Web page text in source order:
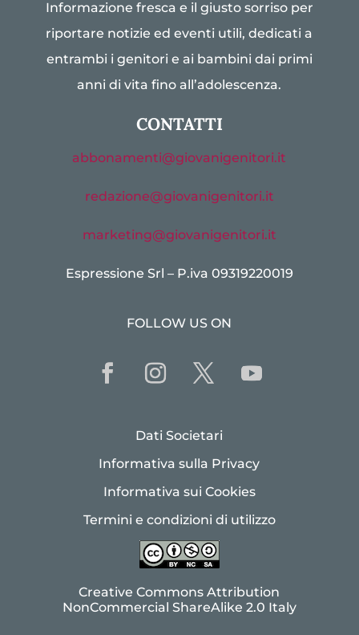
Informazione fresca e il giusto sorriso per
riportare notizie ed eventi utili, dedicati a
entrambi i genitori e ai bambini dai primi
anni di vita fino all’adolescenza.
CONTATTI
abbonamenti@giovanigenitori.it
redazione@giovanigenitori.it
marketing@giovanigenitori.it
Espressione Srl – P.iva 09319220019
FOLLOW US ON
Dati Societari
Informativa sulla Privacy
Informativa sui Cookies
Termini e condizioni di utilizzo
Creative Commons Attribution
NonCommercial ShareAlike 2.0 Italy